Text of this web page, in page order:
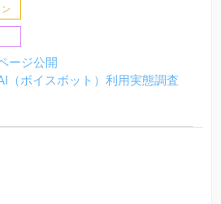
ージ公開
（ボイスボット）利用実態調査